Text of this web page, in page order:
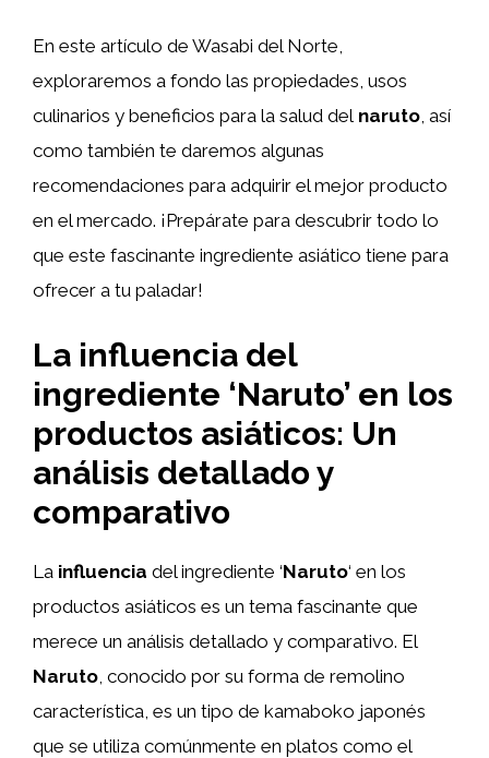
En este artículo de Wasabi del Norte,
exploraremos a fondo las propiedades, usos
culinarios y beneficios para la salud del naruto, así
como también te daremos algunas
recomendaciones para adquirir el mejor producto
en el mercado. ¡Prepárate para descubrir todo lo
que este fascinante ingrediente asiático tiene para
ofrecer a tu paladar!
La influencia del
ingrediente ‘Naruto’ en los
productos asiáticos: Un
análisis detallado y
comparativo
La influencia del ingrediente ‘Naruto‘ en los
productos asiáticos es un tema fascinante que
merece un análisis detallado y comparativo. El
Naruto , conocido por su forma de remolino
característica, es un tipo de kamaboko japonés
que se utiliza comúnmente en platos como el